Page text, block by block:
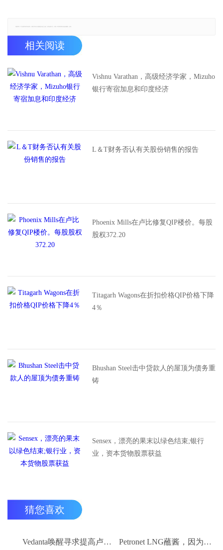
相关阅读
Vishnu Varathan，高级经济学家，Mizuho
银行寄宿加息和印度经济
L＆T财务否认有关股份销售的报告
Phoenix Mills在卢比修复QIP楼价。每股
股权372.20
Titagarh Wagons在折扣价格QIP价格下降
4％
Bhushan Steel击中贷款人的屋顶为债务重
铸
Sensex，漂亮的果末以绿色结束;银行
业，资本货物股票获益
猜您喜欢
Vedanta唤醒寻求提高卢比。25-30亿卢比 Petronet LNG蘸酱，因为RBI禁令新鲜FII购买